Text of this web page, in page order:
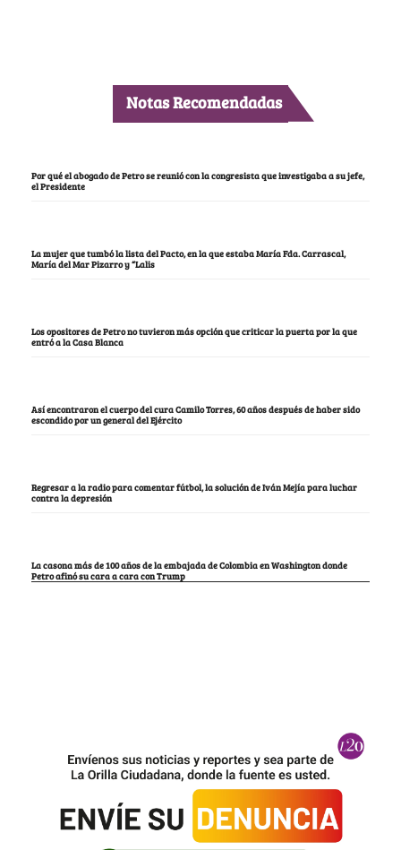
Notas Recomendadas
Por qué el abogado de Petro se reunió con la congresista que investigaba a su jefe,
el Presidente
La mujer que tumbó la lista del Pacto, en la que estaba María Fda. Carrascal,
María del Mar Pizarro y “Lalis
Los opositores de Petro no tuvieron más opción que criticar la puerta por la que
entró a la Casa Blanca
Así encontraron el cuerpo del cura Camilo Torres, 60 años después de haber sido
escondido por un general del Ejército
Regresar a la radio para comentar fútbol, la solución de Iván Mejía para luchar
contra la depresión
La casona más de 100 años de la embajada de Colombia en Washington donde
Petro afinó su cara a cara con Trump